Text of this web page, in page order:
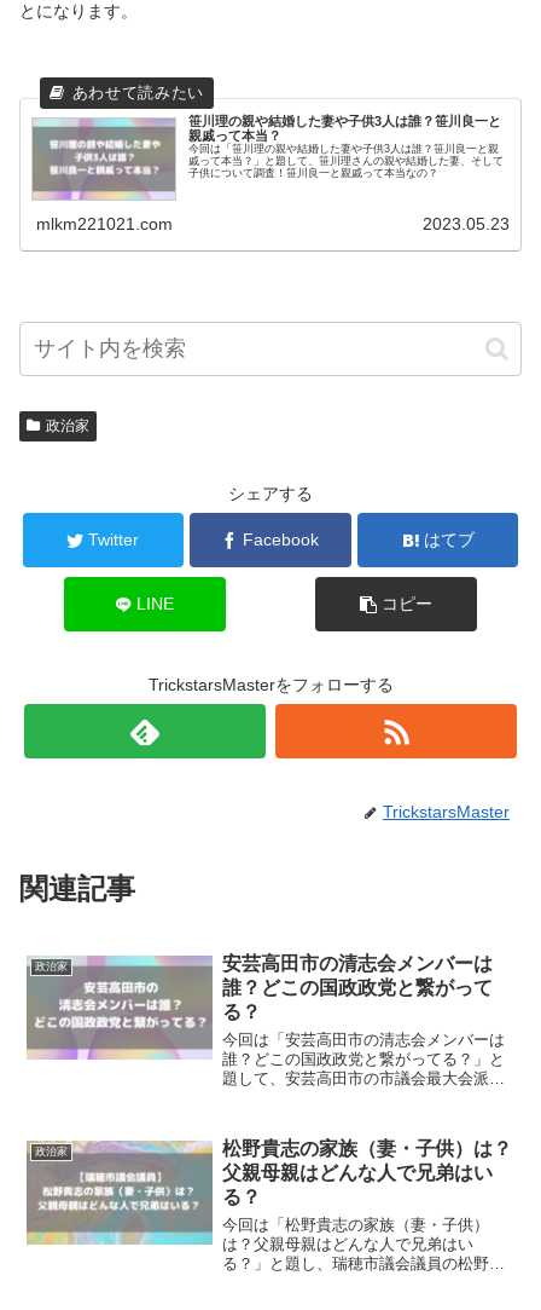
とになります。
笹川理の親や結婚した妻や子供3人は誰？笹川良一と
親戚って本当？
今回は「笹川理の親や結婚した妻や子供3人は誰？笹川良一と親
戚って本当？」と題して、笹川理さんの親や結婚した妻、そして
子供について調査！笹川良一と親戚って本当なの？
mlkm221021.com 2023.05.23
政治家
シェアする
Twitter Facebook はてブ
LINE コピー
TrickstarsMasterをフォローする
TrickstarsMaster
関連記事
政治家
安芸高田市の清志会メンバーは
誰？どこの国政政党と繋がって
る？
今回は「安芸高田市の清志会メンバーは
誰？どこの国政政党と繋がってる？」と
題して、安芸高田市の市議会最大会派・
政治家
松野貴志の家族（妻・子供）は？
父親母親はどんな人で兄弟はい
る？
今回は「松野貴志の家族（妻・子供）
は？父親母親はどんな人で兄弟はい
る？」と題し、瑞穂市議会議員の松野貴